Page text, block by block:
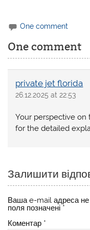
One comment
One comment
private jet florida
26.12.2025 at 22:53
Your perspective on
for the detailed
Залишити
Ваша e-mail адреса
поля позначені *
Коментар *